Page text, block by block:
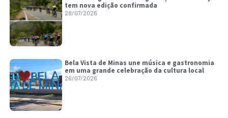
tem nova edição confirmada
28/07/2026
Bela Vista de Minas une música e gastronomia
em uma grande celebração da cultura local
26/07/2026